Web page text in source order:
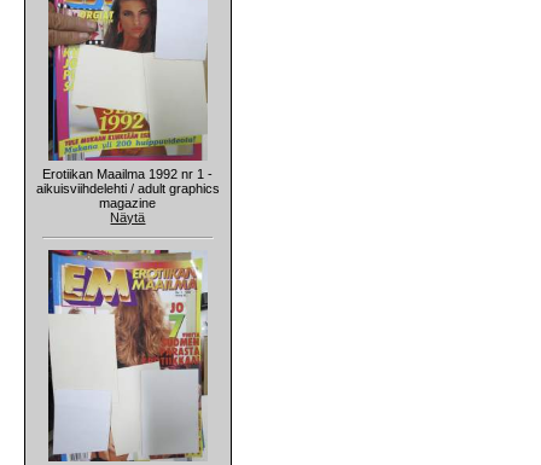
Erotiikan Maailma 1992 nr 1 -
aikuisviihdelehti / adult graphics
magazine
Näytä